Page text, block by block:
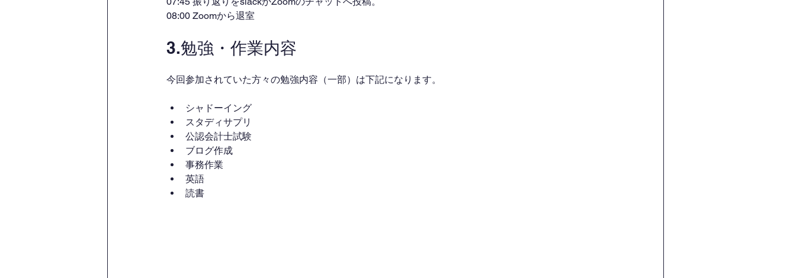
08:00 Zoomから退室
3.勉強・作業内容
今回参加されていた方々の勉強内容（一部）は下記になります。
シャドーイング
スタディサプリ
公認会計士試験
ブログ作成
事務作業
英語
読書